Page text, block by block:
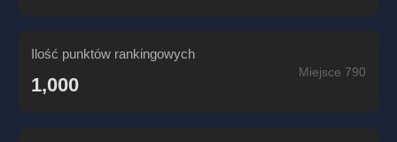
Ilość punktów rankingowych
1,000
Miejsce 790